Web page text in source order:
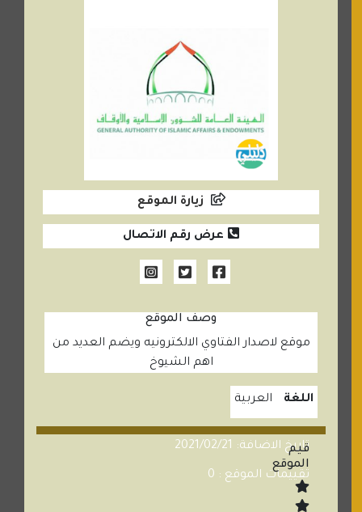
زيارة الموقع
عرض رقم الاتصال
وصف الموقع
موقع لاصدار الفتاوي الالكترونيه ويضم العديد من
اهم الشيوخ
اللغة العربية
تاريخ الاضافة: 2021/02/21
تقييمات الموقع : 0
قيم
الموقع